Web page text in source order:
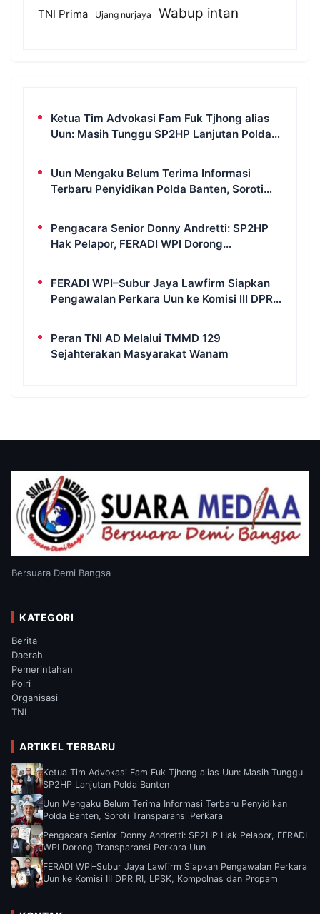
TNI Prima
Ujang nurjaya Wabup intan
Ketua Tim Advokasi Fam Fuk Tjhong alias
Uun: Masih Tunggu SP2HP Lanjutan Polda
Banten
Uun Mengaku Belum Terima Informasi
Terbaru Penyidikan Polda Banten, Soroti
Transparansi Perkara
Pengacara Senior Donny Andretti: SP2HP
Hak Pelapor, FERADI WPI Dorong
Transparansi Perkara Uun
FERADI WPI–Subur Jaya Lawfirm Siapkan
Pengawalan Perkara Uun ke Komisi III DPR
RI, LPSK, Kompolnas dan Propam
Peran TNI AD Melalui TMMD 129
Sejahterakan Masyarakat Wanam
Bersuara Demi Bangsa
KATEGORI
Berita
Daerah
Pemerintahan
Polri
Organisasi
TNI
ARTIKEL TERBARU
Ketua Tim Advokasi Fam Fuk Tjhong alias Uun: Masih Tunggu
SP2HP Lanjutan Polda Banten
Uun Mengaku Belum Terima Informasi Terbaru Penyidikan
Polda Banten, Soroti Transparansi Perkara
Pengacara Senior Donny Andretti: SP2HP Hak Pelapor, FERADI
WPI Dorong Transparansi Perkara Uun
FERADI WPI–Subur Jaya Lawfirm Siapkan Pengawalan Perkara
Uun ke Komisi III DPR RI, LPSK, Kompolnas dan Propam